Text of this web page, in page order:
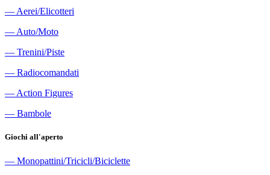
― Aerei/Elicotteri
― Auto/Moto
― Trenini/Piste
― Radiocomandati
― Action Figures
― Bambole
Giochi all'aperto
― Monopattini/Tricicli/Biciclette